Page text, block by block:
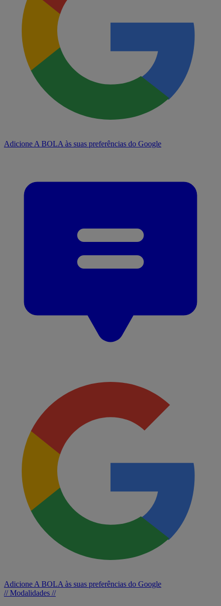
Adicione A BOLA às suas preferências do Google
Adicione A BOLA às suas preferências do Google
// Modalidades //